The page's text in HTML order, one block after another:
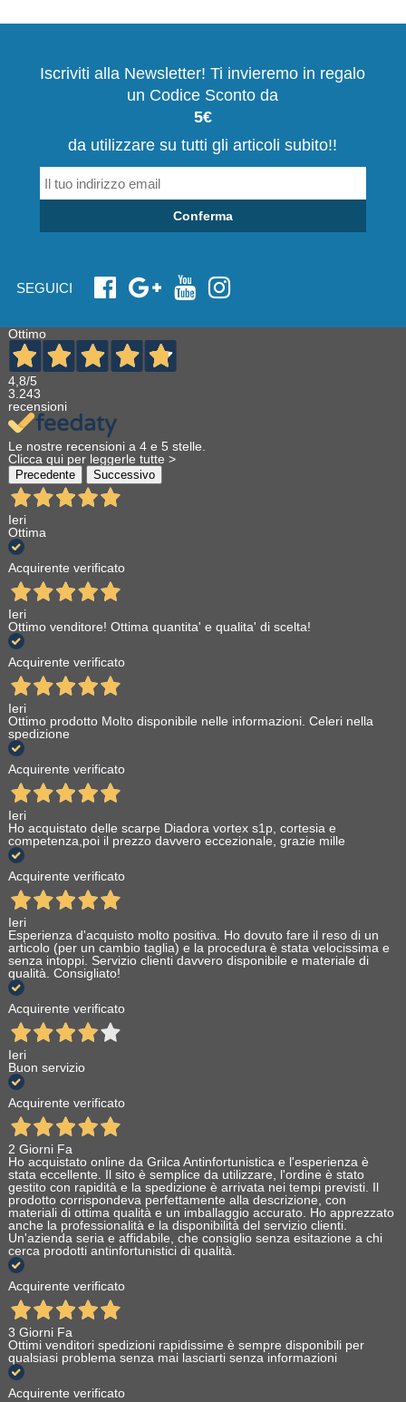
Iscriviti alla Newsletter! Ti invieremo in regalo
un Codice Sconto da
5€
da utilizzare su tutti gli articoli subito!!
Conferma
SEGUICI
Ottimo
4,8/5
3.243
recensioni
Le nostre recensioni a 4 e 5 stelle.
Clicca qui per leggerle tutte >
Precedente Successivo
Ieri
Ottima
Acquirente verificato
Ieri
Ottimo venditore! Ottima quantita' e qualita' di scelta!
Acquirente verificato
Ieri
Ottimo prodotto Molto disponibile nelle informazioni. Celeri nella
spedizione
Acquirente verificato
Ieri
Ho acquistato delle scarpe Diadora vortex s1p, cortesia e
competenza,poi il prezzo davvero eccezionale, grazie mille
Acquirente verificato
Ieri
Esperienza d'acquisto molto positiva. Ho dovuto fare il reso di un
articolo (per un cambio taglia) e la procedura è stata velocissima e
senza intoppi. Servizio clienti davvero disponibile e materiale di
qualità. Consigliato!
Acquirente verificato
Ieri
Buon servizio
Acquirente verificato
2 Giorni Fa
Ho acquistato online da Grilca Antinfortunistica e l'esperienza è
stata eccellente. Il sito è semplice da utilizzare, l'ordine è stato
gestito con rapidità e la spedizione è arrivata nei tempi previsti. Il
prodotto corrispondeva perfettamente alla descrizione, con
materiali di ottima qualità e un imballaggio accurato. Ho apprezzato
anche la professionalità e la disponibilità del servizio clienti.
Un'azienda seria e affidabile, che consiglio senza esitazione a chi
cerca prodotti antinfortunistici di qualità.
Acquirente verificato
3 Giorni Fa
Ottimi venditori spedizioni rapidissime è sempre disponibili per
qualsiasi problema senza mai lasciarti senza informazioni
Acquirente verificato